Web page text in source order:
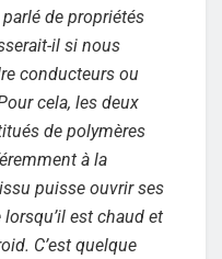
de propriétés
il si nous
conducteurs ou
cela, les deux
de polymères
à la
puisse ouvrir ses
est chaud et
C’est quelque